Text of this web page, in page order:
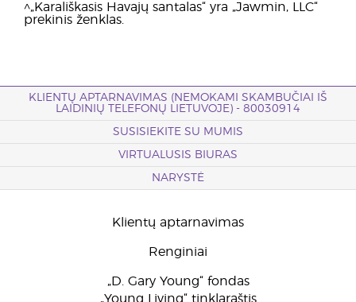
^„Karališkasis Havajų santalas“ yra „Jawmin, LLC“
prekinis ženklas.
KLIENTŲ APTARNAVIMAS (NEMOKAMI SKAMBUČIAI IŠ
LAIDINIŲ TELEFONŲ LIETUVOJE) - 80030914
SUSISIEKITE SU MUMIS
VIRTUALUSIS BIURAS
NARYSTĖ
Klientų aptarnavimas
Renginiai
„D. Gary Young“ fondas
„Young Living“ tinklaraštis